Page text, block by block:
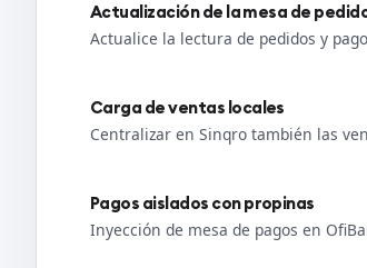
Actualización de la mesa de
Actualice la lectura de pedidos y
Carga de ventas locales
Centralizar en Sinqro también las
Pagos aislados con propinas
Inyección de mesa de pagos en